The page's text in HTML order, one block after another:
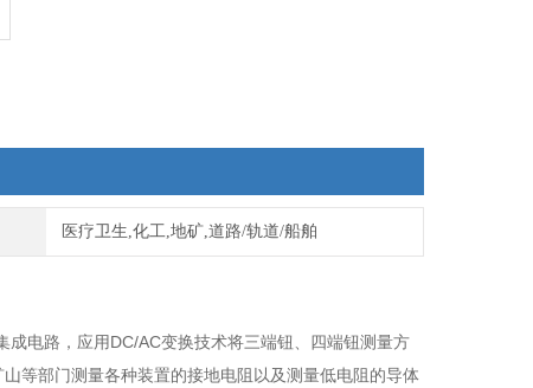
医疗卫生,化工,地矿,道路/轨道/船舶
成电路，应用DC/AC变换技术将三端钮、四端钮测量方
等部门测量各种装置的接地电阻以及测量低电阻的导体